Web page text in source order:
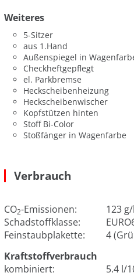
Weiteres
5-Sitzer
aus 1.Hand
Außenspiegel in
Checkheftgepflegt
el. Parkbremse
Heckscheibenheizung
Heckscheibenwischer
Kopfstützen hinten
Stoff Bi-Color
Stoßfänger in Wagenfarbe
Verbrauch
CO2-Emissionen:
123
Schadstoffklasse:
Feinstaubplakette:
4
Kraftstoffverbrauch
kombiniert:
5.4 l/